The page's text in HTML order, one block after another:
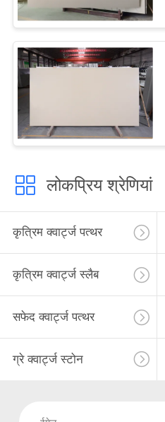
लोकप्रिय श्रेणियां
कृत्रिम क्वार्ट्ज पत्थर
कृत्रिम क्वार्ट्ज स्लैब
सफेद क्वार्ट्ज पत्थर
ग्रे क्वार्ट्ज स्टोन